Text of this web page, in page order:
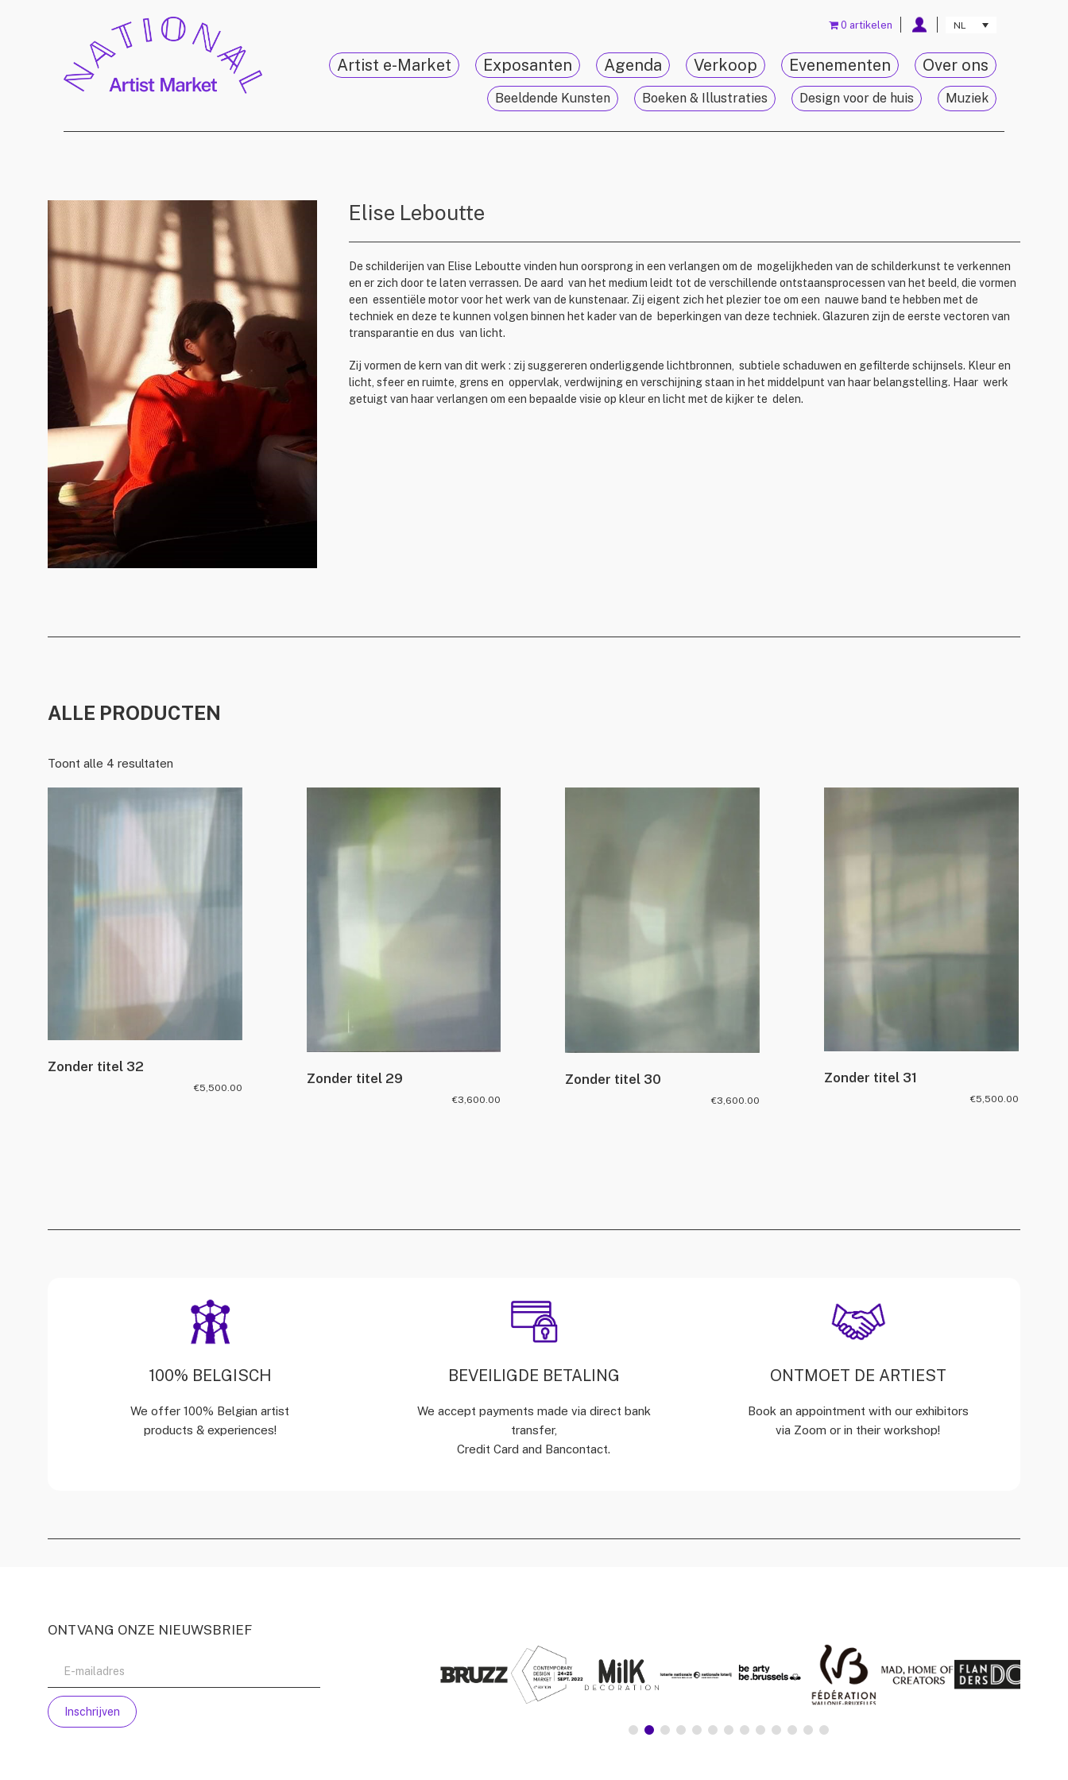
NL
0 artikelen
Over ons
Evenementen
Verkoop
Agenda
Exposanten
Artist e-Market
Beeldende Kunsten Boeken & Illustraties Design voor de huis Muziek
Elise Leboutte
De schilderijen van Elise Leboutte vinden hun oorsprong in een verlangen om de mogelijkheden van de schilderkunst te verkennen
en er zich door te laten verrassen. De aard van het medium leidt tot de verschillende ontstaansprocessen van het beeld, die vormen
een essentiële motor voor het werk van de kunstenaar. Zij eigent zich het plezier toe om een nauwe band te hebben met de
techniek en deze te kunnen volgen binnen het kader van de beperkingen van deze techniek. Glazuren zijn de eerste vectoren van
transparantie en dus van licht.
Zij vormen de kern van dit werk : zij suggereren onderliggende lichtbronnen, subtiele schaduwen en gefilterde schijnsels. Kleur en
licht, sfeer en ruimte, grens en oppervlak, verdwijning en verschijning staan in het middelpunt van haar belangstelling. Haar werk
getuigt van haar verlangen om een bepaalde visie op kleur en licht met de kijker te delen.
ALLE PRODUCTEN
Toont alle 4 resultaten
Zonder titel 32
€5,500.00
Zonder titel 29
€3,600.00
Zonder titel 30
€3,600.00
Zonder titel 31
€5,500.00
100% BELGISCH
We offer 100% Belgian artist
products & experiences!
BEVEILIGDE BETALING
We accept payments made via direct bank
transfer,
Credit Card and Bancontact.
ONTMOET DE ARTIEST
Book an appointment with our exhibitors
via Zoom or in their workshop!
ONTVANG ONZE NIEUWSBRIEF